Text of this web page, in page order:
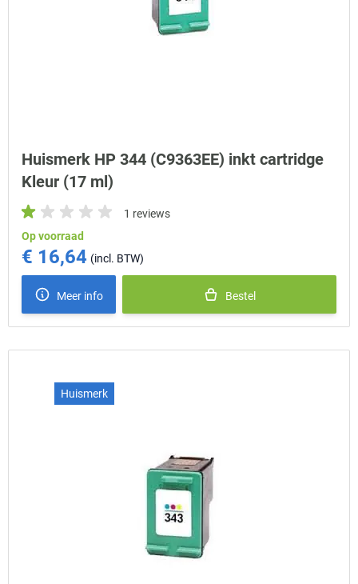
Huismerk HP 344 (C9363EE) inkt cartridge
Kleur (17 ml)
1 reviews
Op voorraad
€ 16,64
Meer info Bestel
Huismerk